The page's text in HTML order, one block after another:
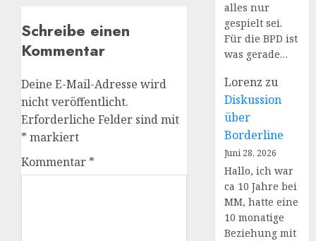
Schreibe einen
Kommentar
Deine E-Mail-Adresse wird
nicht veröffentlicht.
Erforderliche Felder sind mit
* markiert
Kommentar *
alles nur
gespielt sei.
Für die BPD ist
was gerade…
Lorenz zu
Diskussion
über
Borderline
Juni 28, 2026
Hallo, ich war
ca 10 Jahre bei
MM, hatte eine
10 monatige
Beziehung mit